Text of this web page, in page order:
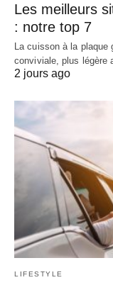
Les meilleurs
: notre top 7
La cuisson à la
conviviale, plus légère
2 jours ago
LIFESTYLE